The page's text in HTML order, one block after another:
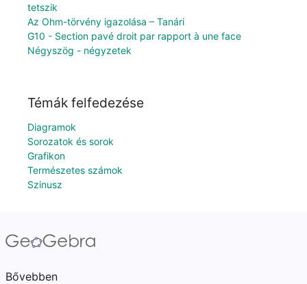
tetszik
Az Ohm-törvény igazolása – Tanári
G10 - Section pavé droit par rapport à une face
Négyszög - négyzetek
Témák felfedezése
Diagramok
Sorozatok és sorok
Grafikon
Természetes számok
Szinusz
Bővebben